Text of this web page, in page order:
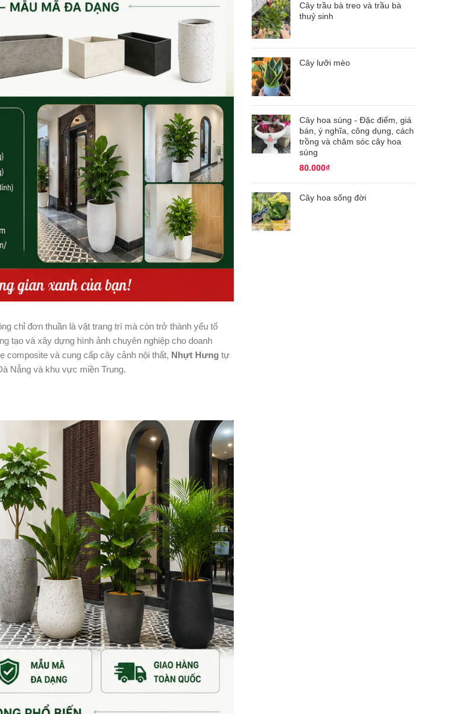
chỉ đơn thuần là vật trang trí mà còn trở thành yếu tố
tạo và xây dựng hình ảnh chuyên nghiệp cho doanh
composite và cung cấp cây cảnh nội thất, Nhựt Hưng tự
Nẵng và khu vực miền Trung.
Cây trầu bà treo và trầu bà
thuỷ sinh
Cây lưỡi mèo
Cây hoa súng - Đặc điểm, giá
bán, ý nghĩa, công dụng, cách
trồng và chăm sóc cây hoa
súng
80.000₫
Cây hoa sống đời